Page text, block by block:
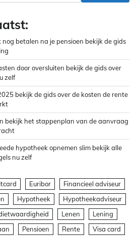
nog betalen na je pensioen bekijk de gids
door oversluiten bekijk de gids over
zelf
bekijk de gids over de kosten de rente
bekijk het stappenplan van de aanvraag
hypotheek opnemen slim bekijk alle
nu zelf
Euribor
Financieel adviseur
Hypotheek
Hypotheekadviseur
Lenen
Lening
Pensioen Rente Visa card